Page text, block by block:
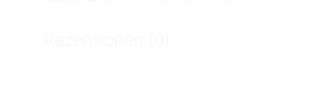
Rezensionen (0)